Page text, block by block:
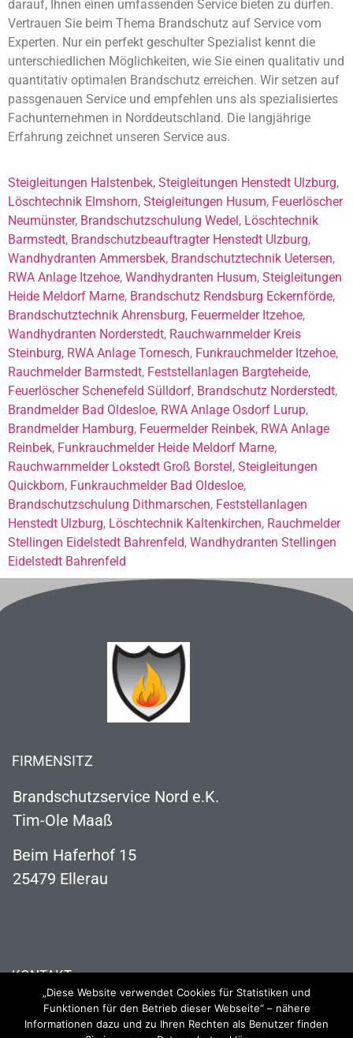
darauf, Ihnen einen umfassenden Service bieten zu dürfen.
Vertrauen Sie beim Thema Brandschutz auf Service vom
Experten. Nur ein perfekt geschulter Spezialist kennt die
unterschiedlichen Möglichkeiten, wie Sie einen qualitativ und
quantitativ optimalen Brandschutz erreichen. Wir setzen auf
passgenauen Service und empfehlen uns als spezialisiertes
Fachunternehmen in Norddeutschland. Die langjährige
Erfahrung zeichnet unseren Service aus.
Steigleitungen Halstenbek, Steigleitungen Henstedt Ulzburg,
Löschtechnik Elmshorn, Steigleitungen Husum, Feuerlöscher
Neumünster, Brandschutzschulung Wedel , Löschtechnik
Barmstedt, Brandschutzbeauftragter Henstedt Ulzburg,
Wandhydranten Ammersbek, Brandschutztechnik Uetersen,
RWA Anlage Itzehoe, Wandhydranten Husum, Steigleitungen
Heide Meldorf Marne, Brandschutz Rendsburg Eckernförde,
Brandschutztechnik Ahrensburg, Feuermelder Itzehoe,
Wandhydranten Norderstedt, Rauchwarnmelder Kreis
Steinburg, RWA Anlage Tornesch, Funkrauchmelder Itzehoe,
Rauchmelder Barmstedt, Feststellanlagen Bargteheide,
Feuerlöscher Schenefeld Sülldorf, Brandschutz Norderstedt,
Brandmelder Bad Oldesloe, RWA Anlage Osdorf Lurup,
Brandmelder Hamburg, Feuermelder Reinbek, RWA Anlage
Reinbek, Funkrauchmelder Heide Meldorf Marne,
Rauchwarnmelder Lokstedt Groß Borstel , Steigleitungen
Quickborn, Funkrauchmelder Bad Oldesloe,
Brandschutzschulung Dithmarschen, Feststellanlagen
Henstedt Ulzburg, Löschtechnik Kaltenkirchen, Rauchmelder
Stellingen Eidelstedt Bahrenfeld, Wandhydranten Stellingen
Eidelstedt Bahrenfeld
FIRMENSITZ
Brandschutzservice Nord e.K.
Tim-Ole Maaß
Beim Haferhof 15
25479 Ellerau
KONTAKT
04106 121 63 73
„Diese Website verwendet Cookies für Statistiken und
Funktionen für den Betrieb dieser Webseite“ – nähere
Informationen dazu und zu Ihren Rechten als Benutzer finden